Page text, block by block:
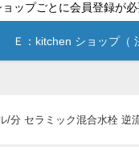
ップごとに会員登録が必
Ｅ：kitchen ショップ（
/分 セラミック混合水栓 逆